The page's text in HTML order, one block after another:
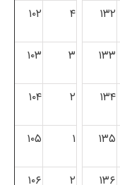
۱۳۲ ۴ ۱۰۲
۱۳۳ ۳ ۱۰۳
۱۳۴ ۲ ۱۰۴
۱۳۵ ۱ ۱۰۵
۱۳۶ ۲ ۱۰۶